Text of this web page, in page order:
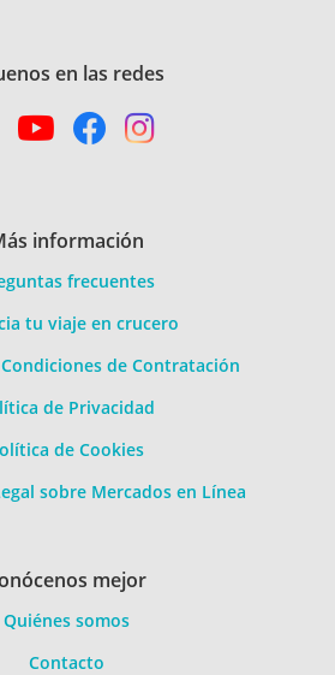
en las redes
información
frecuentes
tu viaje en crucero
de Contratación
de Privacidad
de Cookies
sobre Mercados en Línea
mejor
Quiénes somos
Contacto